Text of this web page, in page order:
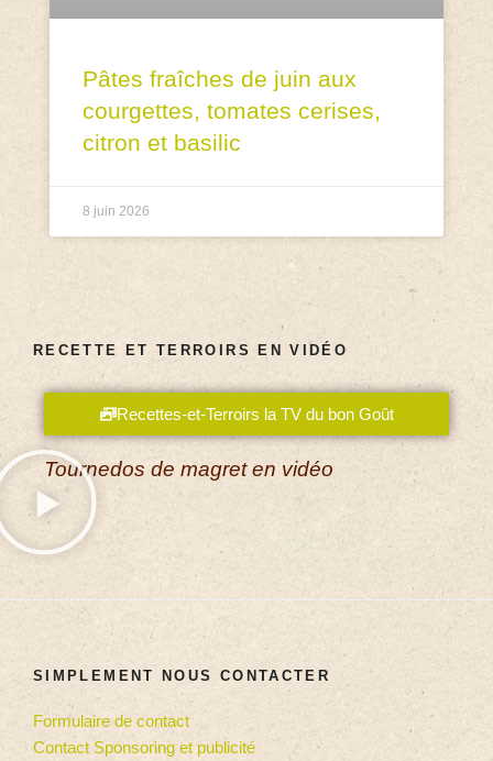
Pâtes fraîches de juin aux
courgettes, tomates cerises,
citron et basilic
8 juin 2026
RECETTE ET TERROIRS EN VIDÉO
Recettes-et-Terroirs la TV du bon Goût
Tournedos de magret en vidéo
SIMPLEMENT NOUS CONTACTER
Formulaire de contact
Contact Sponsoring et publicité